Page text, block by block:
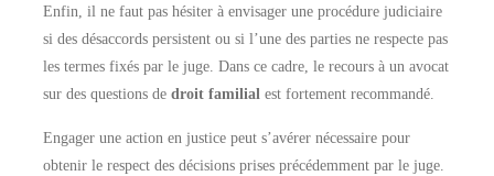
Enfin, il ne faut pas hésiter à envisager une procédure judiciaire
si des désaccords persistent ou si l’une des parties ne respecte pas
les termes fixés par le juge. Dans ce cadre, le recours à un avocat
sur des questions de droit familialest fortement recommandé.
Engager une action en justice peut s’avérer nécessaire pour
obtenir le respect des décisions prises précédemment par le juge.